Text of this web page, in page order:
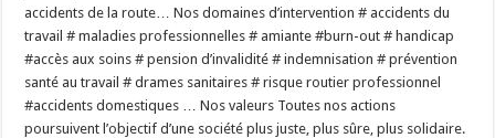
accidents de la route… Nos domaines d’intervention # accidents du
travail # maladies professionnelles # amiante #burn-out # handicap
#accès aux soins # pension d’invalidité # indemnisation # prévention
santé au travail # drames sanitaires # risque routier professionnel
#accidents domestiques … Nos valeurs Toutes nos actions
poursuivent l’objectif d’une société plus juste, plus sûre, plus solidaire.